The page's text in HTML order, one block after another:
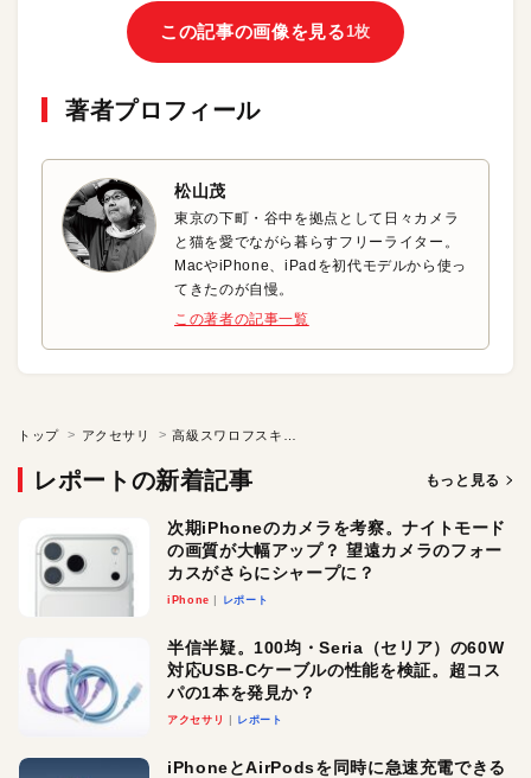
この記事の画像を見る 1枚
著者プロフィール
松山茂
東京の下町・谷中を拠点として日々カメラ
と猫を愛でながら暮らすフリーライター。
MacやiPhone、iPadを初代モデルから使っ
てきたのが自慢。
この著者の記事一覧
トップ アクセサリ
レポートの新着記事 もっと見る
次期iPhoneのカメラを考察。ナイトモード
の画質が大幅アップ？ 望遠カメラのフォー
カスがさらにシャープに？
iPhone レポート
半信半疑。100均・Seria（セリア）の60W
対応USB-Cケーブルの性能を検証。超コス
パの1本を発見か？
アクセサリ レポート
iPhoneとAirPodsを同時に急速充電できる